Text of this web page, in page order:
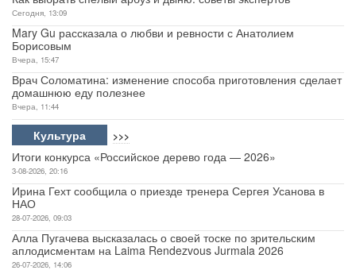
Сегодня, 13:09
Mary Gu рассказала о любви и ревности с Анатолием
Борисовым
Вчера, 15:47
Врач Соломатина: изменение способа приготовления сделает
домашнюю еду полезнее
Вчера, 11:44
Культура >>>
Итоги конкурса «Российское дерево года — 2026»
3-08-2026, 20:16
Ирина Гехт сообщила о приезде тренера Сергея Усанова в
НАО
28-07-2026, 09:03
Алла Пугачева высказалась о своей тоске по зрительским
аплодисментам на Laima Rendezvous Jurmala 2026
26-07-2026, 14:06